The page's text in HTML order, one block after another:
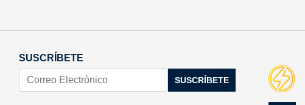
SUSCRÍBETE
SUSCRÍBETE